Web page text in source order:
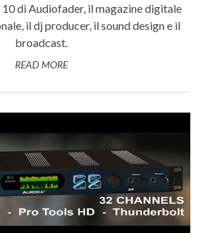
di Audiofader, il magazine digitale
il dj producer, il sound design e il
broadcast.
READ MORE